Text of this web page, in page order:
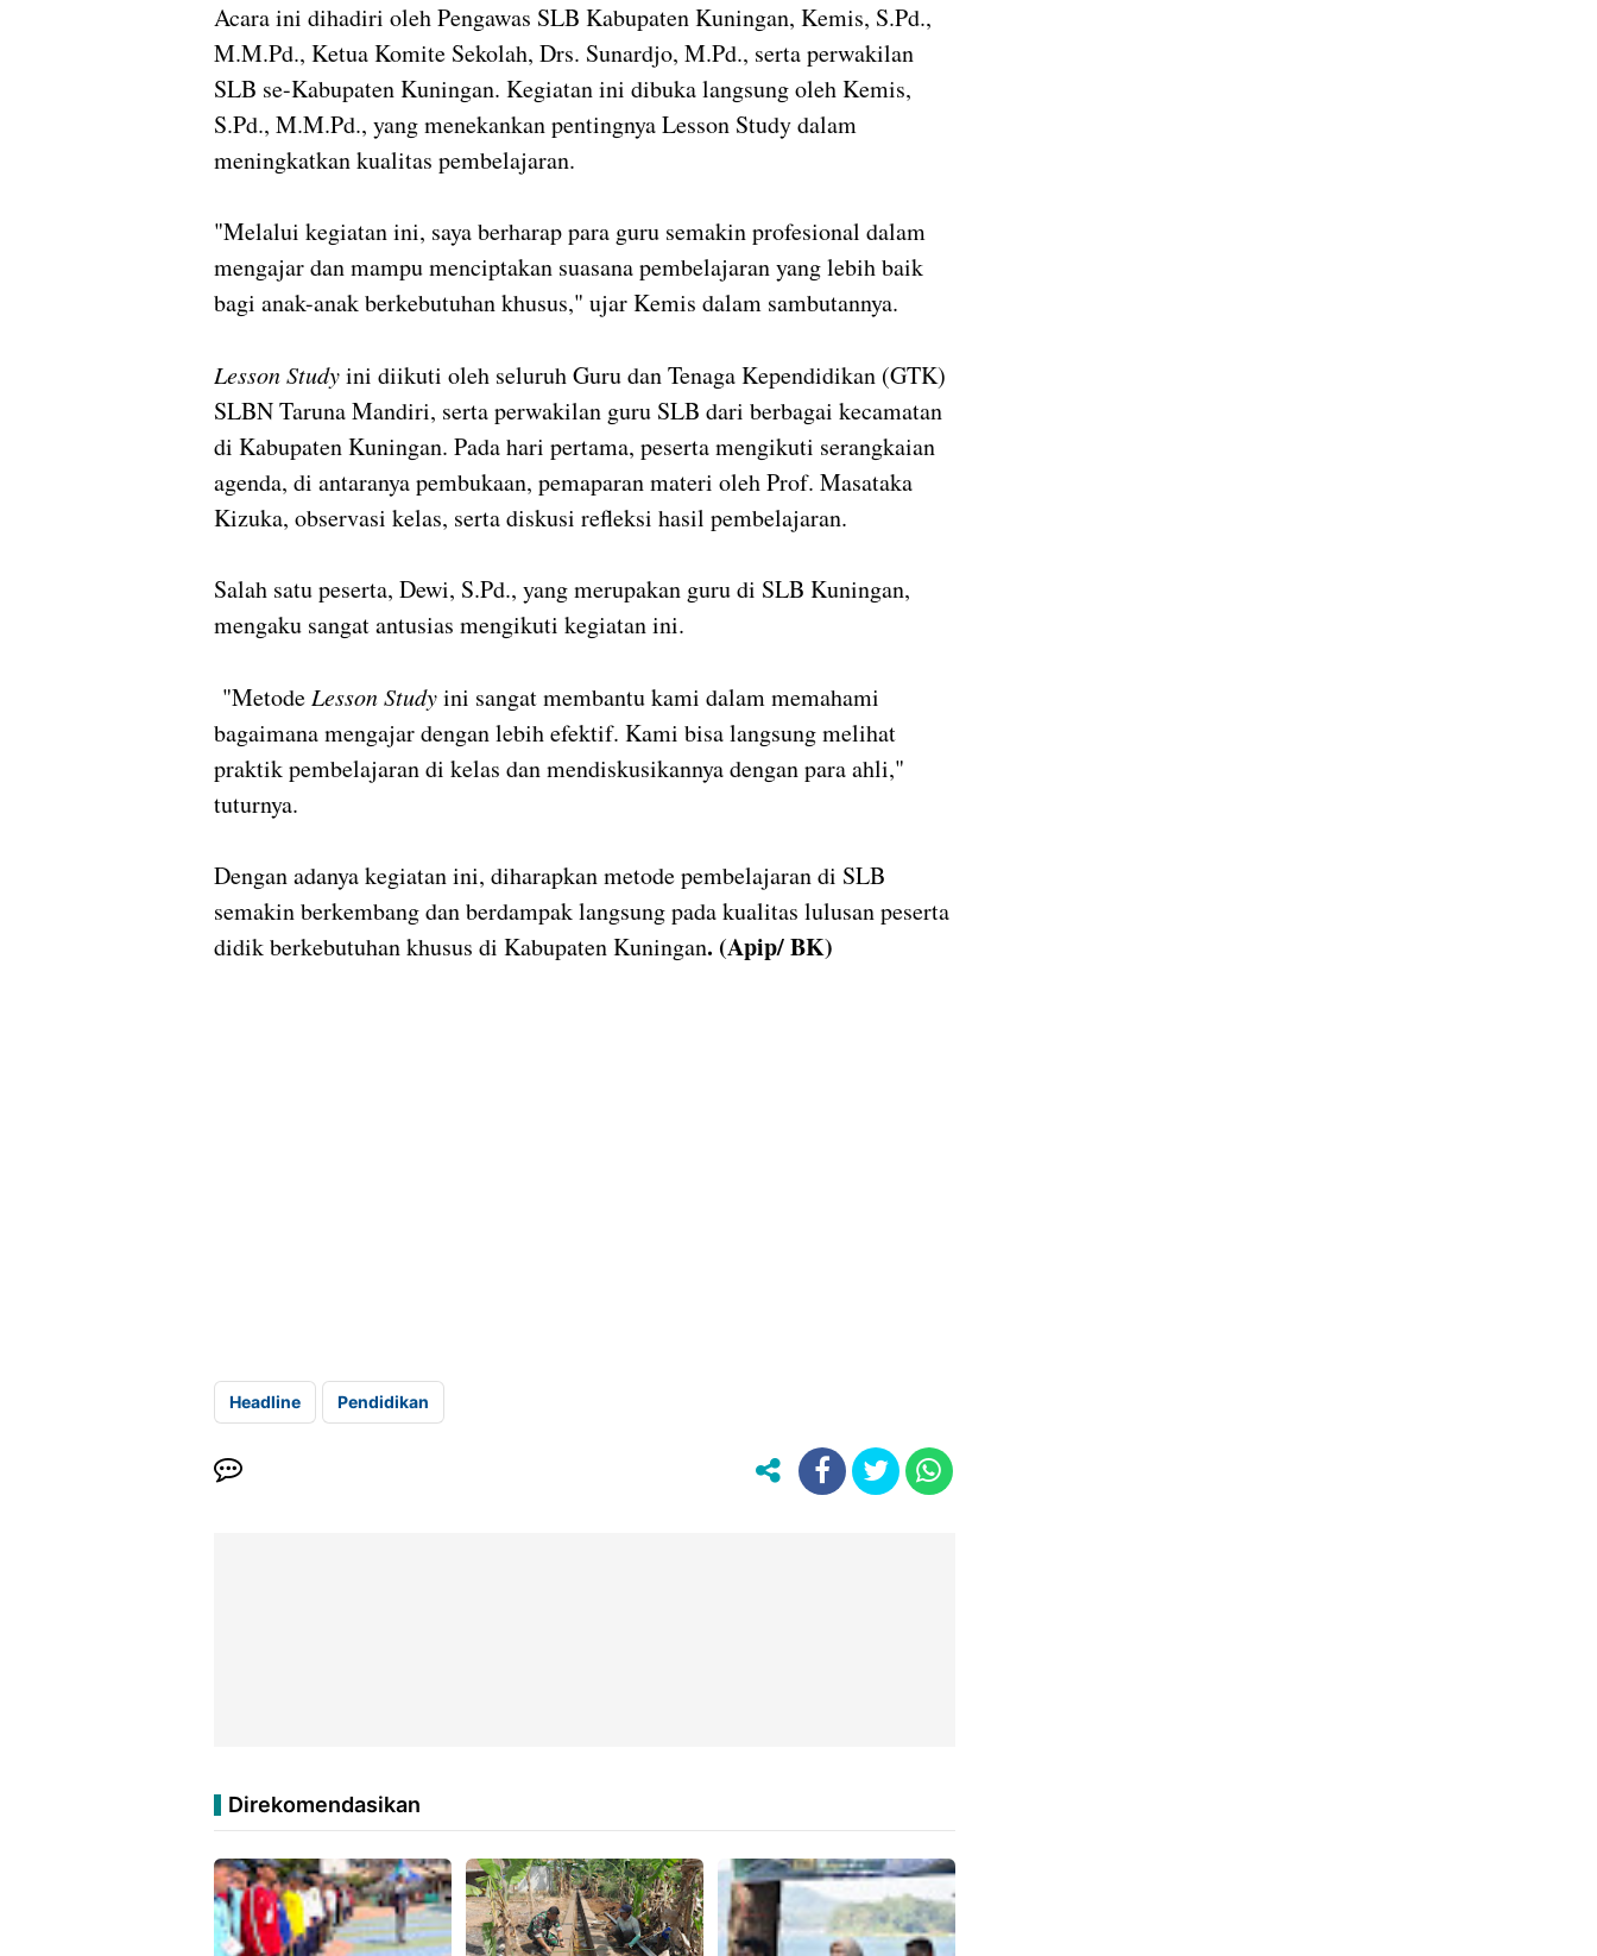
Acara ini dihadiri oleh Pengawas SLB Kabupaten Kuningan, Kemis, S.Pd.,
M.M.Pd., Ketua Komite Sekolah, Drs. Sunardjo, M.Pd., serta perwakilan
SLB se-Kabupaten Kuningan. Kegiatan ini dibuka langsung oleh Kemis,
S.Pd., M.M.Pd., yang menekankan pentingnya Lesson Study dalam
meningkatkan kualitas pembelajaran.
"Melalui kegiatan ini, saya berharap para guru semakin profesional dalam
mengajar dan mampu menciptakan suasana pembelajaran yang lebih baik
bagi anak-anak berkebutuhan khusus," ujar Kemis dalam sambutannya.
Lesson Studyini diikuti oleh seluruh Guru dan Tenaga Kependidikan (GTK)
SLBN Taruna Mandiri, serta perwakilan guru SLB dari berbagai kecamatan
di Kabupaten Kuningan. Pada hari pertama, peserta mengikuti serangkaian
agenda, di antaranya pembukaan, pemaparan materi oleh Prof. Masataka
Kizuka, observasi kelas, serta diskusi refleksi hasil pembelajaran.
Salah satu peserta, Dewi, S.Pd., yang merupakan guru di SLB Kuningan,
mengaku sangat antusias mengikuti kegiatan ini.
"Metode Lesson Studyini sangat membantu kami dalam memahami
bagaimana mengajar dengan lebih efektif. Kami bisa langsung melihat
praktik pembelajaran di kelas dan mendiskusikannya dengan para ahli,"
tuturnya.
Dengan adanya kegiatan ini, diharapkan metode pembelajaran di SLB
semakin berkembang dan berdampak langsung pada kualitas lulusan peserta
didik berkebutuhan khusus di Kabupaten Kuningan. (Apip/ BK)
Headline Pendidikan
Direkomendasikan